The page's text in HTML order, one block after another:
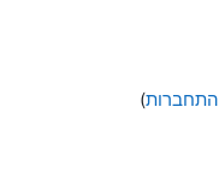
התחברות)